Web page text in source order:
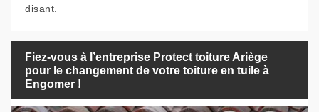
disant.
Fiez-vous à l’entreprise Protect toiture Ariège
pour le changement de votre toiture en tuile à
Engomer !